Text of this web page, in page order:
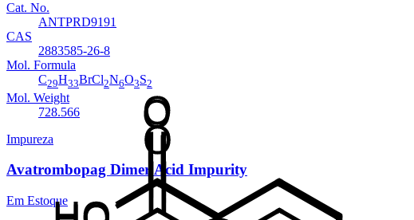
Cat. No.
ANTPRD9191
CAS
2883585-26-8
Mol. Formula
C29H33BrCl2N6O3S2
Mol. Weight
728.566
Impureza
Avatrombopag Dimer Acid Impurity
Em Estoque